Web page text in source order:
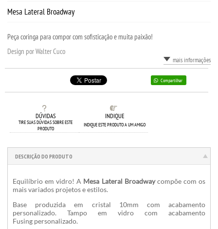
Mesa Lateral Broadway
Peça coringa para compor com sofisticação e muita paixão!
Design por Walter Cuco
mais informações
Compartilhar
DÚVIDAS
TIRE SUAS DÚVIDAS SOBRE ESTE
PRODUTO
INDIQUE
INDIQUE ESTE PRODUTO A UM AMIGO
DESCRIÇÃO DO PRODUTO
Equilíbrio em vidro! A Mesa Lateral Broadwaycompõe com os
mais variados projetos e estilos.
Base produzida em cristal 10mm com acabamento
personalizado. Tampo em vidro com acabamento
Fusing personalizado.